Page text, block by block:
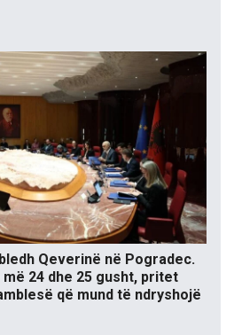
Qeverinë në Pogradec.
24 dhe 25 gusht, pritet
që mund të ndryshojë